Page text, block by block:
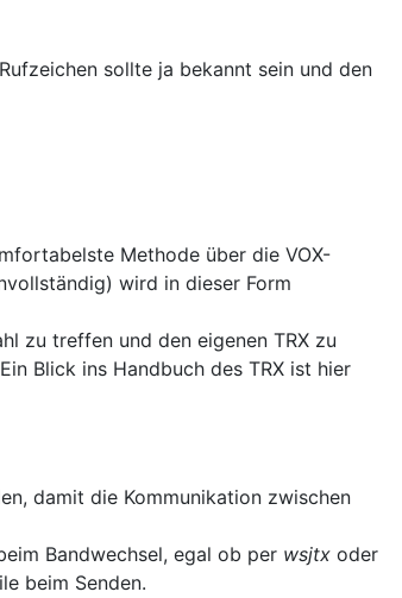
sollte ja bekannt sein und den
Methode über die VOX-
wird in dieser Form
zu treffen und den eigenen TRX zu
Blick ins Handbuch des TRX ist hier
damit die Kommunikation zwischen
Bandwechsel, egal ob per wsjtx oder
beim Senden.